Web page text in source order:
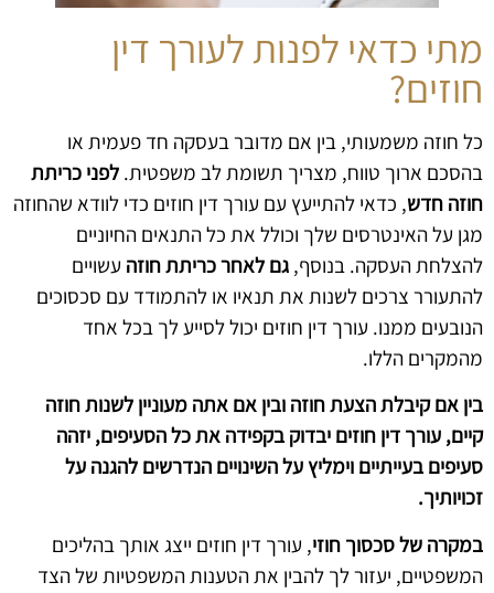
מתי כדאי לפנות לעורך דין
חוזים?
כל חוזה משמעותי, בין אם מדובר בעסקה חד פעמית או
בהסכם ארוך טווח, מצריך תשומת לב משפטית. לפני כריתת
חוזה חדש, כדאי להתייעץ עם עורך דין חוזים כדי לוודא שהחוזה
מגן על האינטרסים שלך וכולל את כל התנאים החיוניים
להצלחת העסקה. בנוסף, גם לאחר כריתת חוזה עשויים
להתעורר צרכים לשנות את תנאיו או להתמודד עם סכסוכים
הנובעים ממנו. עורך דין חוזים יכול לסייע לך בכל אחד
מהמקרים הללו.
בין אם קיבלת הצעת חוזה ובין אם אתה מעוניין לשנות חוזה
קיים, עורך דין חוזים יבדוק בקפידה את כל הסעיפים, יזהה
סעיפים בעייתיים וימליץ על השינויים הנדרשים להגנה על
זכויותיך.
במקרה של סכסוך חוזי, עורך דין חוזים ייצג אותך בהליכים
המשפטיים, יעזור לך להבין את הטענות המשפטיות של הצד